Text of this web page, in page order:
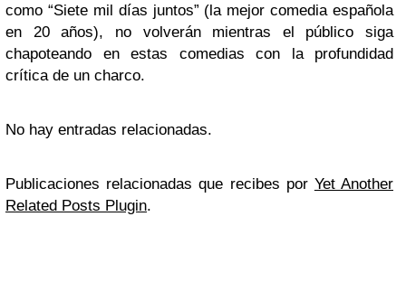
como “Siete mil días juntos” (la mejor comedia española
en 20 años), no volverán mientras el público siga
chapoteando en estas comedias con la profundidad
crítica de un charco.
No hay entradas relacionadas.
Publicaciones relacionadas que recibes por Yet Another
Related Posts Plugin.